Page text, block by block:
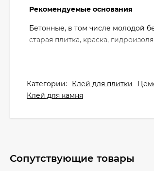
Рекомендуемые основания
Бетонные, в том числе молодой
старая плитка, краска,
Категории: Клей для плитки
Клей для камня
Сопутствующие товары